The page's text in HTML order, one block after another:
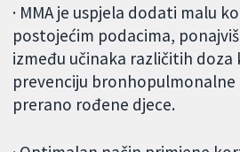
· MMA je uspjela dodati malu
postojećim podacima,
između učinaka različitih
prevenciju bronhopulmonalne
prerano rođene djece.